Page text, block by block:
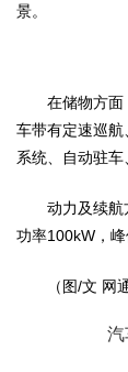
景。
在储物方
车带有定速巡航
系统、自动驻车
动力及续航
功率100kW，峰
（图/文 网